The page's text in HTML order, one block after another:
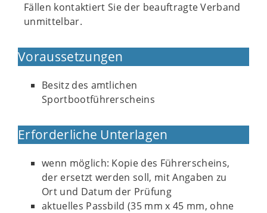
Fällen kontaktiert Sie der beauftragte Verband
unmittelbar.
Voraussetzungen
Besitz des amtlichen
Sportbootführerscheins
Erforderliche Unterlagen
wenn möglich: Kopie des Führerscheins,
der ersetzt werden soll, mit Angaben zu
Ort und Datum der Prüfung
aktuelles Passbild (35 mm x 45 mm, ohne